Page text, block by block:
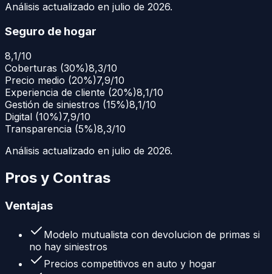
Análisis actualizado en julio de 2026.
Seguro de hogar
8,1/10
Coberturas (30%)8,3/10
Precio medio (20%)7,9/10
Experiencia de cliente (20%)8,1/10
Gestión de siniestros (15%)8,1/10
Digital (10%)7,9/10
Transparencia (5%)8,3/10
Análisis actualizado en julio de 2026.
Pros y Contras
Ventajas
Modelo mutualista con devolucion de primas si
no hay siniestros
Precios competitivos en auto y hogar